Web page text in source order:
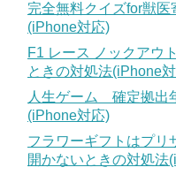
完全無料クイズfor獣
(iPhone対応)
F1 レース ノックアウ
ときの対処法(iPhone
人生ゲーム 確定拠出
(iPhone対応)
フラワーギフトはプリ
開かないときの対処法